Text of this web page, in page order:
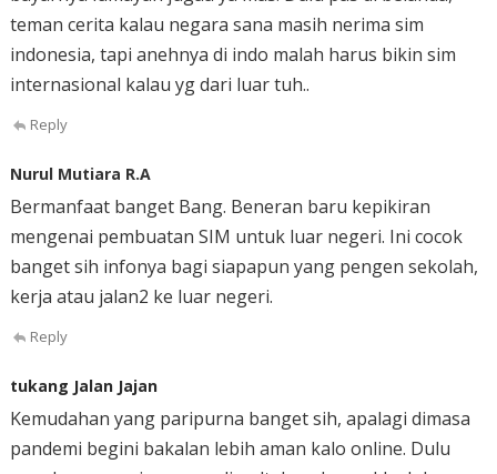
teman cerita kalau negara sana masih nerima sim
indonesia, tapi anehnya di indo malah harus bikin sim
internasional kalau yg dari luar tuh..
Reply
Nurul Mutiara R.A
Bermanfaat banget Bang. Beneran baru kepikiran
mengenai pembuatan SIM untuk luar negeri. Ini cocok
banget sih infonya bagi siapapun yang pengen sekolah,
kerja atau jalan2 ke luar negeri.
Reply
tukang Jalan Jajan
Kemudahan yang paripurna banget sih, apalagi dimasa
pandemi begini bakalan lebih aman kalo online. Dulu